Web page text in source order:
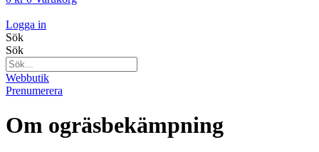
Logga in
Sök
Sök
Webbutik
Prenumerera
Om ogräsbekämpning